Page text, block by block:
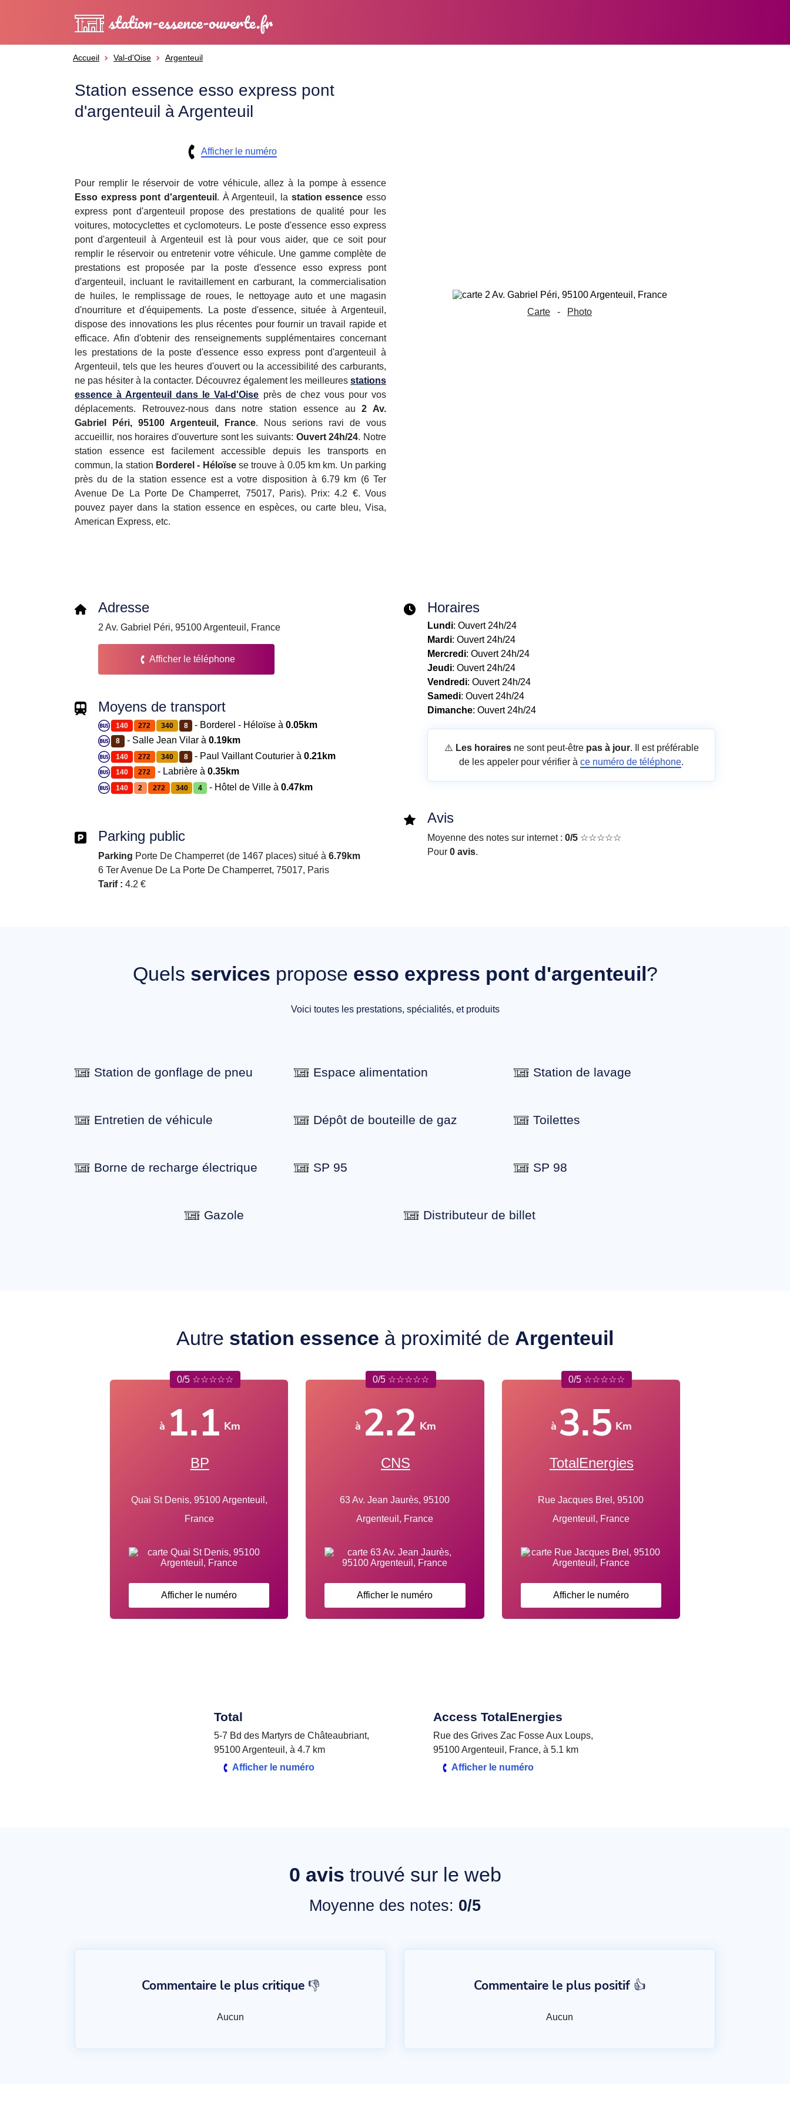
station-essence-ouverte.fr
Accueil Val-d'Oise Argenteuil
Station essence esso express pont
d'argenteuil à Argenteuil
Afficher le numéro
Pour remplir le réservoir de votre véhicule, allez à la pompe à essence
Esso express pont d'argenteuil . À Argenteuil, la station essence esso
express pont d'argenteuil propose des prestations de qualité pour les
voitures, motocyclettes et cyclomoteurs. Le poste d'essence esso express
pont d'argenteuil à Argenteuil est là pour vous aider, que ce soit pour
remplir le réservoir ou entretenir votre véhicule. Une gamme complète de
prestations est proposée par la poste d'essence esso express pont
d'argenteuil, incluant le ravitaillement en carburant, la commercialisation
de huiles, le remplissage de roues, le nettoyage auto et une magasin
d'nourriture et d'équipements. La poste d'essence, située à Argenteuil,
dispose des innovations les plus récentes pour fournir un travail rapide et
efficace. Afin d'obtenir des renseignements supplémentaires concernant
les prestations de la poste d'essence esso express pont d'argenteuil à
Argenteuil, tels que les heures d'ouvert ou la accessibilité des carburants,
ne pas hésiter à la contacter. Découvrez également les meilleures stations
essence à Argenteuil dans le Val-d'Oise près de chez vous pour vos
déplacements. Retrouvez-nous dans notre station essence au2 Av.
Gabriel Péri, 95100 Argenteuil, France. Nous serions ravi de vous
accueillir, nos horaires d'ouverture sont les suivants: Ouvert 24h/24. Notre
station essence est facilement accessible depuis les transports en
commun, la station Borderel - Héloïsese trouve à 0.05 km km. Un parking
près du de la station essence est a votre disposition à 6.79 km (6 Ter
Avenue De La Porte De Champerret, 75017, Paris). Prix: 4.2 €. Vous
pouvez payer dans la station essence en espèces, ou carte bleu, Visa,
American Express, etc.
Carte - Photo
Adresse
2 Av. Gabriel Péri, 95100 Argenteuil, France
Afficher le téléphone
Moyens de transport
140 272 340 8 - Borderel - Héloïse à0.05km
8 - Salle Jean Vilar à 0.19km
140 272 340 8 - Paul Vaillant Couturier à0.21km
140 272 - Labrière à0.35km
140 2 272 340 4 - Hôtel de Ville à 0.47km
Parking public
Parking Porte De Champerret (de 1467 places) situé à 6.79km
6 Ter Avenue De La Porte De Champerret, 75017, Paris
Tarif : 4.2 €
Horaires
Lundi: Ouvert 24h/24
Mardi: Ouvert 24h/24
Mercredi: Ouvert 24h/24
Jeudi: Ouvert 24h/24
Vendredi: Ouvert 24h/24
Samedi: Ouvert 24h/24
Dimanche: Ouvert 24h/24
⚠️ Les horairesne sont peut-être pas à jour. Il est préférable
de les appeler pour vérifier à ce numéro de téléphone.
Avis
Moyenne des notes sur internet : 0/5 ☆☆☆☆☆
Pour 0 avis.
Quels services propose esso express pont d'argenteuil?
Voici toutes les prestations, spécialités, et produits
Station de gonflage de pneu Espace alimentation Station de lavage
Entretien de véhicule Dépôt de bouteille de gaz Toilettes
Borne de recharge électrique SP 95 SP 98
Gazole Distributeur de billet
Autre station essence à proximité de Argenteuil
0/5 ☆☆☆☆☆
à 1.1 Km
BP
Quai St Denis, 95100 Argenteuil,
France
Afficher le numéro
0/5 ☆☆☆☆☆
à 2.2 Km
CNS
63 Av. Jean Jaurès, 95100
Argenteuil, France
Afficher le numéro
0/5 ☆☆☆☆☆
à 3.5 Km
TotalEnergies
Rue Jacques Brel, 95100
Argenteuil, France
Afficher le numéro
Total
5-7 Bd des Martyrs de Châteaubriant,
95100 Argenteuil, à 4.7 km
Afficher le numéro
Access TotalEnergies
Rue des Grives Zac Fosse Aux Loups,
95100 Argenteuil, France, à 5.1 km
Afficher le numéro
0 avis trouvé sur le web
Moyenne des notes: 0/5
Commentaire le plus critique 👎
Aucun
Commentaire le plus positif 👍
Aucun